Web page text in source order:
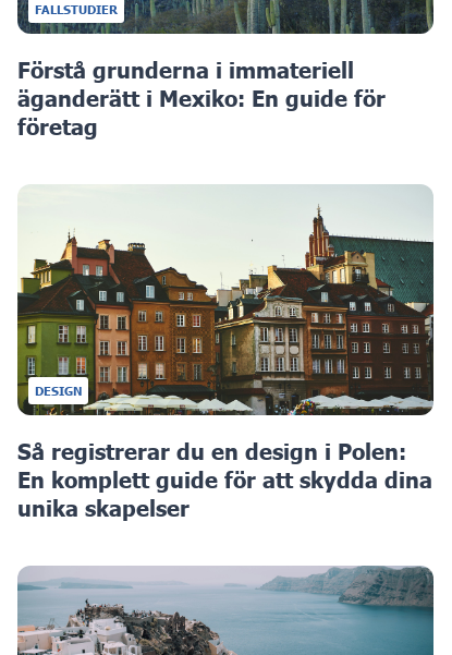
FALLSTUDIER
Förstå grunderna i immateriell
äganderätt i Mexiko: En guide för
företag
DESIGN
Så registrerar du en design i Polen:
En komplett guide för att skydda dina
unika skapelser